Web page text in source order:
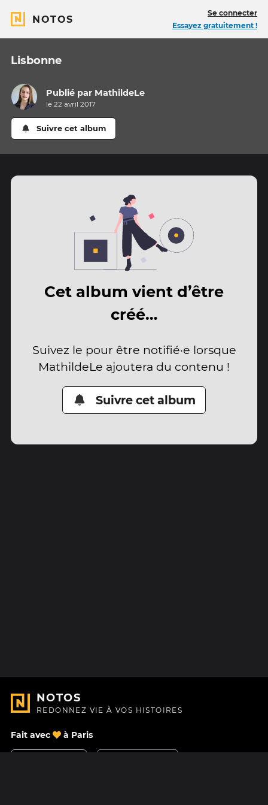
NOTOS
Se connecter
Essayez gratuitement !
Lisbonne
Publié par MathildeLe
le 22 avril 2017
Suivre cet album
Cet album vient d’être
créé…
Suivez le pour être notifié·e lorsque
MathildeLe ajoutera du contenu !
Suivre cet album
NOTOS
REDONNEZ VIE À VOS HISTOIRES
Fait avec à Paris